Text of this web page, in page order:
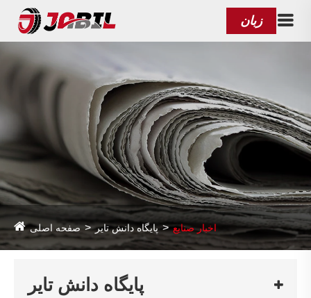
زبان
صفحه اصلی پایگاه دانش تایر اخبار صنایع
پایگاه دانش تایر